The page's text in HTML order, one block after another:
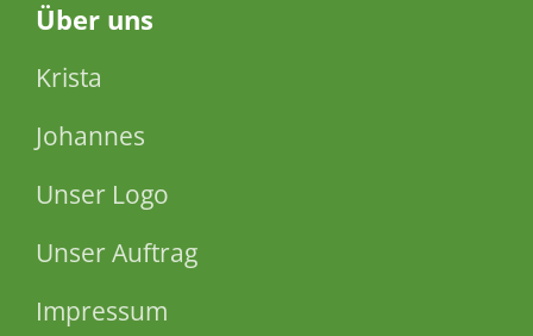
Über uns
Krista
Johannes
Unser Logo
Unser Auftrag
Impressum